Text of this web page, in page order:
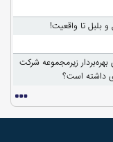
بلبل تا واقعیت!
زیرمجموعه شرکت
داشته است؟